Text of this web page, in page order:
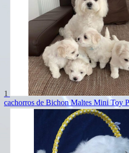
1
cachorros de Bichon Maltes Mini Toy